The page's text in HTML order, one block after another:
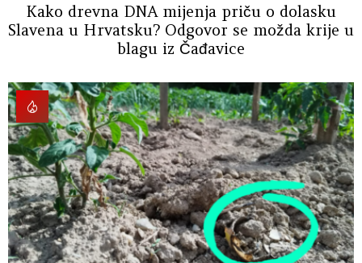
Kako drevna DNA mijenja priču o dolasku
Slavena u Hrvatsku? Odgovor se možda krije u
blagu iz Čađavice